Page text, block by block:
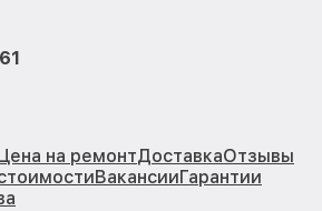
Цена на ремонтДоставкаОтзывы
ВакансииГарантии